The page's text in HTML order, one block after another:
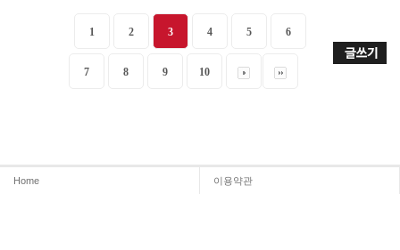
1 2 3 4 5 6
7 8 9 10
Home 이용약관